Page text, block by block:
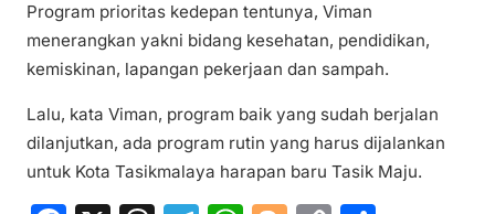
Program prioritas kedepan tentunya, Viman
menerangkan yakni bidang kesehatan, pendidikan,
kemiskinan, lapangan pekerjaan dan sampah.
Lalu, kata Viman, program baik yang sudah berjalan
dilanjutkan, ada program rutin yang harus dijalankan
untuk Kota Tasikmalaya harapan baru Tasik Maju.